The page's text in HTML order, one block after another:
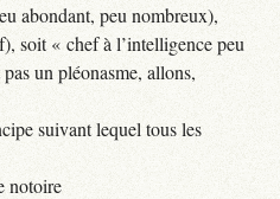
abondant, peu nombreux),
soit « chef à l’intelligence peu
un pléonasme, allons,
suivant lequel tous les
notoire